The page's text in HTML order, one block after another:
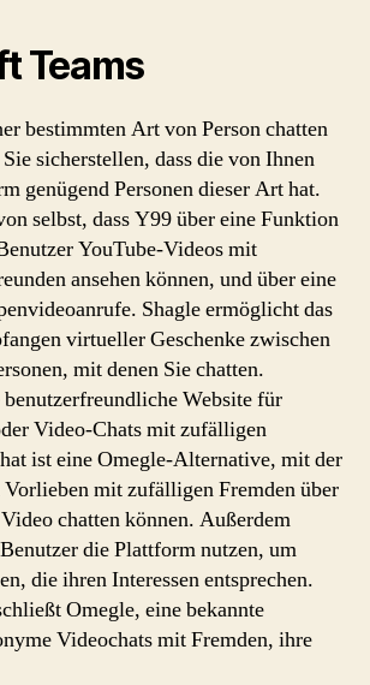
Teams
bestimmten Art von Person chatten
sicherstellen, dass die von Ihnen
genügend Personen dieser Art hat.
selbst, dass Y99 über eine Funktion
YouTube-Videos mit
ansehen können, und über eine
Shagle ermöglicht das
virtueller Geschenke zwischen
mit denen Sie chatten.
Website für
Video-Chats mit zufälligen
ist eine Omegle-Alternative, mit der
Vorlieben mit zufälligen Fremden über
chatten können. Außerdem
die Plattform nutzen, um
die ihren Interessen entsprechen.
Omegle, eine bekannte
Videochats mit Fremden, ihre